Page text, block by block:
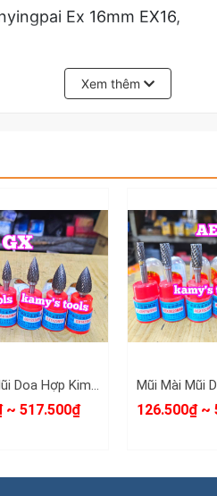
Ex 16mm EX16,
Xem thêm
Mũi Mài Mũi Doa Hợp Kim Thép Gx 6mm 8mm 10mm 14mm 16mm
~ 517.500₫ 126.500₫ ~